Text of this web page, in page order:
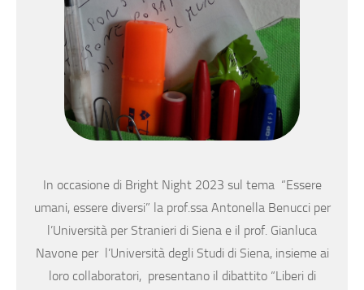
In occasione di Bright Night 2023 sul tema “Essere
umani, essere diversi” la prof.ssa Antonella Benucci per
l’Università per Stranieri di Siena e il prof. Gianluca
Navone per l’Università degli Studi di Siena, insieme ai
loro collaboratori, presentano il dibattito “Liberi di